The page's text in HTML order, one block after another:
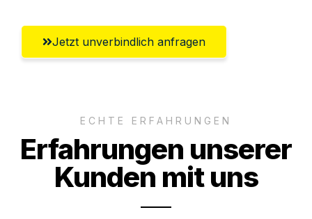
Jetzt unverbindlich anfragen
ECHTE ERFAHRUNGEN
Erfahrungen unserer
Kunden mit uns